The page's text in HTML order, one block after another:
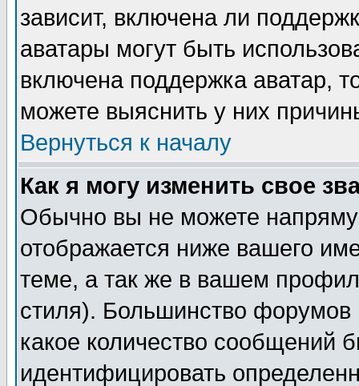
зависит, включена ли
аватары могут быть
включена поддержка аватар,
можете выяснить у них
Вернуться к началу
Как я могу изменить свое
Обычно вы не можете
отображается ниже вашего
теме, а так же в вашем
стиля). Большинство форумов
какое количество сообщений
идентифицировать